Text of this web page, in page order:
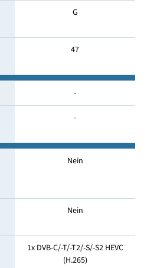
G
47
-
-
Nein
Nein
1x DVB-C/-T/-T2/-S/-S2 HEVC
(H.265)